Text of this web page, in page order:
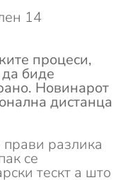
14
процеси,
биде
Новинарот
дистанца
прави разлика
се
тескт а што